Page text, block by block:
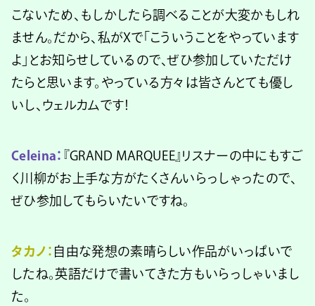
こないため、もしかしたら調べることが大変かもしれ
ません。だから、私がXで「こういうことをやっています
よ」とお知らせしているので、ぜひ参加していただけ
たらと思います。やっている方々は皆さんとても優し
いし、ウェルカムです！
Celeina： 『GRAND MARQUEE』リスナーの中にもすご
く川柳がお上手な方がたくさんいらっしゃったので、
ぜひ参加してもらいたいですね。
タカノ： 自由な発想の素晴らしい作品がいっぱいで
したね。英語だけで書いてきた方もいらっしゃいまし
た。